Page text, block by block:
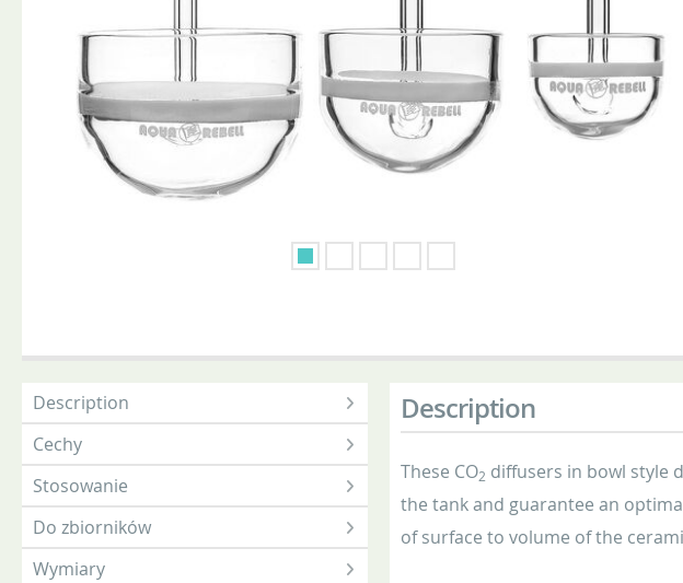
Description
Cechy
Stosowanie
Do zbiorników
Wymiary
Description
These CO2 diffusers in bowl style
the tank and guarantee an
of surface to volume of the